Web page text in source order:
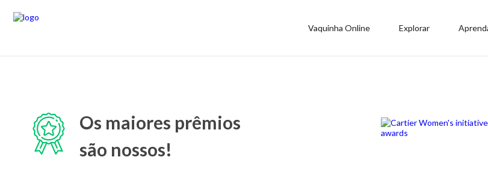
Vaquinha Online Explorar
Os maiores prêmios
são nossos!